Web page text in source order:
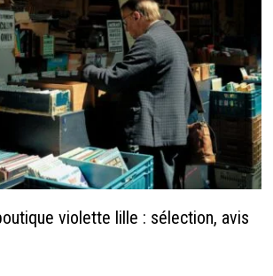
violette lille : sélection, avis